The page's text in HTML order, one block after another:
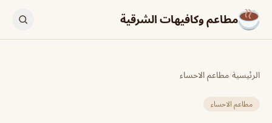
مطاعم وكافيهات الشرقية
الرئيسية/مطاعم الاحساء
مطاعم الاحساء